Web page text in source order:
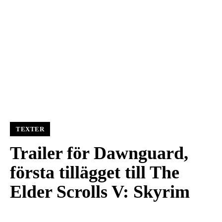
TEXTER
Trailer för Dawnguard,
första tillägget till The
Elder Scrolls V: Skyrim